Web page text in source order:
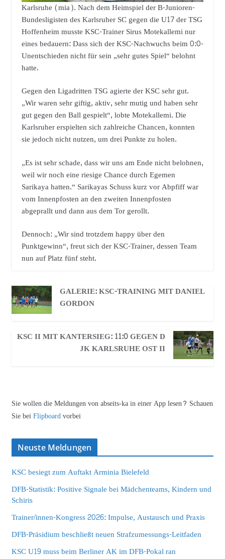
Karlsruhe (mia). Nach dem Heimspiel der B-Junioren-
Bundesligisten des Karlsruher SC gegen die U17 der TSG
Hoffenheim musste KSC-Trainer Sirus Motekallemi nur
eines bedauern: Dass sich der KSC-Nachwuchs beim 0:0-
Unentschieden nicht für sein „sehr gutes Spiel“ belohnt
hatte.
Gegen den Ligadritten TSG agierte der KSC sehr gut.
„Wir waren sehr giftig, aktiv, sehr mutig und haben sehr
gut gegen den Ball gespielt“, lobte Motekallemi. Die
Karlsruher erspielten sich zahlreiche Chancen, konnten
sie jedoch nicht nutzen, um drei Punkte zu holen.
„Es ist sehr schade, dass wir uns am Ende nicht belohnen,
weil wir noch eine riesige Chance durch Egemen
Sarikaya hatten.“ Sarikayas Schuss kurz vor Abpfiff war
vom Innenpfosten an den zweiten Innenpfosten
abgeprallt und dann aus dem Tor gerollt.
Dennoch: „Wir sind trotzdem happy über den
Punktgewinn“, freut sich der KSC-Trainer, dessen Team
nun auf Platz fünf steht.
GALERIE: KSC-TRAINING MIT DANIEL
GORDON
KSC II MIT KANTERSIEG: 11:0 GEGEN D
JK KARLSRUHE OST II
Sie wollen die Meldungen von abseits-ka in einer App lesen? Schauen
Sie beiFlipboardvorbei
Neuste Meldungen
KSC besiegt zum Auftakt Arminia Bielefeld
DFB-Statistik: Positive Signale bei Mädchenteams, Kindern und
Schiris
Trainer/innen-Kongress 2026: Impulse, Austausch und Praxis
DFB-Präsidium beschließt neuen Strafzumessungs-Leitfaden
KSC U19 muss beim Berliner AK im DFB-Pokal ran